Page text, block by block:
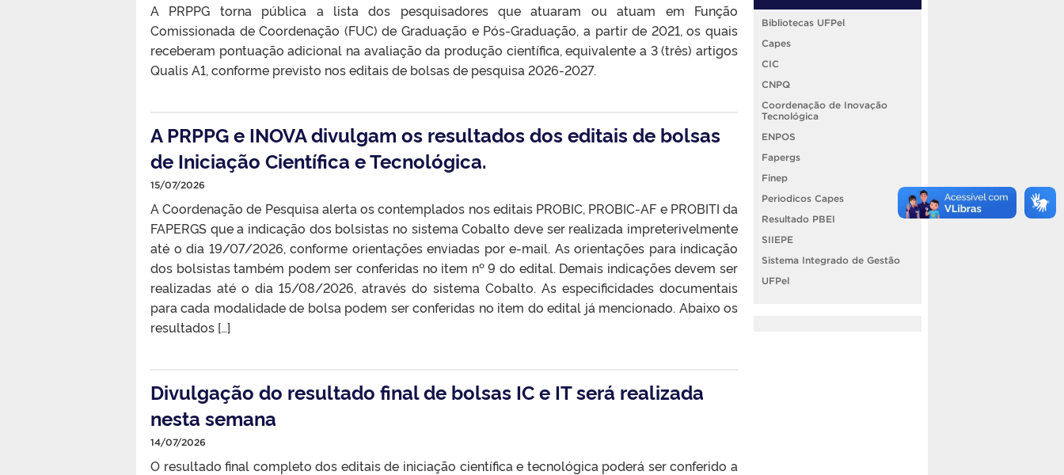
A PRPPG torna pública a lista dos pesquisadores que atuaram ou atuam em Função
Comissionada de Coordenação (FUC) de Graduação e Pós-Graduação, a partir de 2021, os quais
receberam pontuação adicional na avaliação da produção científica, equivalente a 3 (três) artigos
Qualis A1, conforme previsto nos editais de bolsas de pesquisa 2026-2027.
A PRPPG e INOVA divulgam os resultados dos editais de bolsas
de Iniciação Científica e Tecnológica.
15/07/2026
A Coordenação de Pesquisa alerta os contemplados nos editais PROBIC, PROBIC-AF e PROBITI da
FAPERGS que a indicação dos bolsistas no sistema Cobalto deve ser realizada impreterivelmente
até o dia 19/07/2026, conforme orientações enviadas por e-mail. As orientações para indicação
dos bolsistas também podem ser conferidas no item nº 9 do edital. Demais indicações devem ser
realizadas até o dia 15/08/2026, através do sistema Cobalto. As especificidades documentais
para cada modalidade de bolsa podem ser conferidas no item do edital já mencionado. Abaixo os
resultados […]
Divulgação do resultado final de bolsas IC e IT será realizada
nesta semana
14/07/2026
O resultado final completo dos editais de iniciação científica e tecnológica poderá ser conferido a
Bibliotecas UFPel
Capes
CIC
CNPQ
Coordenação de Inovação
Tecnológica
ENPOS
Fapergs
Finep
Periodicos Capes
Resultado PBEI
SIIEPE
Sistema Integrado de Gestão
UFPel